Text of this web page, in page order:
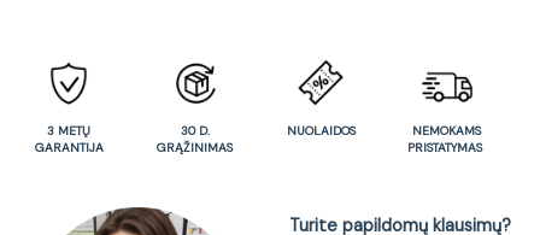
3 METŲ
GARANTIJA
30 D.
GRĄŽINIMAS
NUOLAIDOS
NEMOKAMS
PRISTATYMAS
Turite papildomų klausimų?